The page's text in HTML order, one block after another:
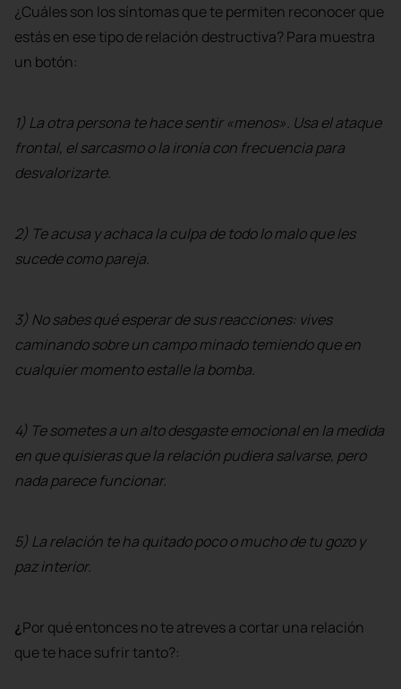
¿Cuáles son los síntomas que te permiten reconocer que
estás en ese tipo de relación destructiva? Para muestra
un botón:
1) La otra persona te hace sentir «menos». Usa el ataque
frontal, el sarcasmo o la ironía con frecuencia para
desvalorizarte.
2) Te acusa y achaca la culpa de todo lo malo que les
sucede como pareja.
3) No sabes qué esperar de sus reacciones: vives
caminando sobre un campo minado temiendo que en
cualquier momento estalle la bomba.
4) Te sometes a un alto desgaste emocional en la medida
en que quisieras que la relación pudiera salvarse, pero
nada parece funcionar.
5) La relación te ha quitado poco o mucho de tu gozo y
paz interior.
¿Por qué entonces no te atreves a cortar una relación
que te hace sufrir tanto?: